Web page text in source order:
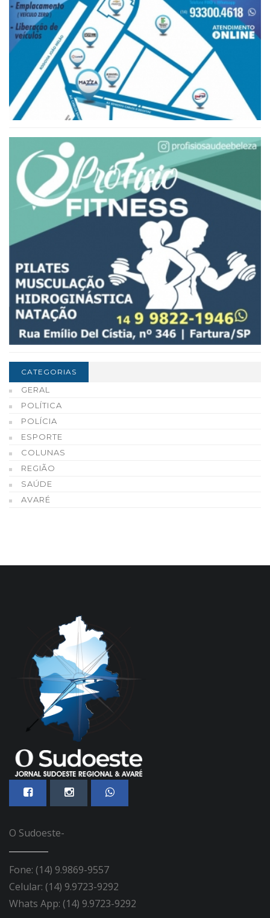
CATEGORIAS
GERAL
POLÍTICA
POLÍCIA
ESPORTE
COLUNAS
REGIÃO
SAÚDE
AVARÉ
O Sudoeste-
Fone: (14) 9.9869-9557
Celular: (14) 9.9723-9292
Whats App: (14) 9.9723-9292